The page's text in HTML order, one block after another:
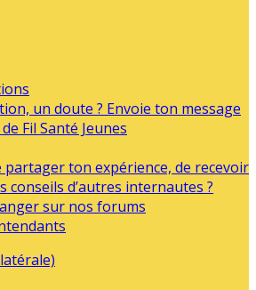
un doute ? Envoie ton message
Fil Santé Jeunes
partager ton expérience, de recevoir
conseils d’autres internautes ?
sur nos forums